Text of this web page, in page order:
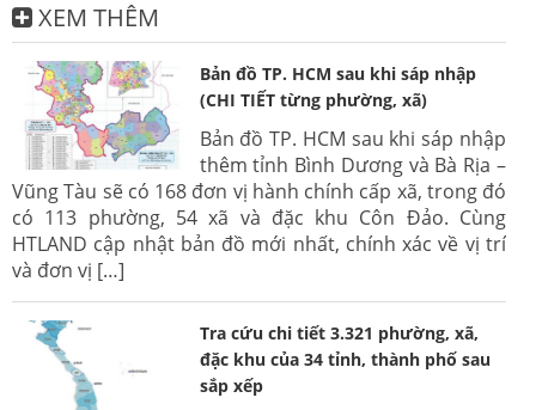
XEM THÊM
Bản đồ TP. HCM sau khi sáp nhập
(CHI TIẾT từng phường, xã)
Bản đồ TP. HCM sau khi sáp nhập
thêm tỉnh Bình Dương và Bà Rịa –
Vũng Tàu sẽ có 168 đơn vị hành chính cấp xã, trong đó
có 113 phường, 54 xã và đặc khu Côn Đảo. Cùng
HTLAND cập nhật bản đồ mới nhất, chính xác về vị trí
và đơn vị […]
Tra cứu chi tiết 3.321 phường, xã,
đặc khu của 34 tỉnh, thành phố sau
sắp xếp